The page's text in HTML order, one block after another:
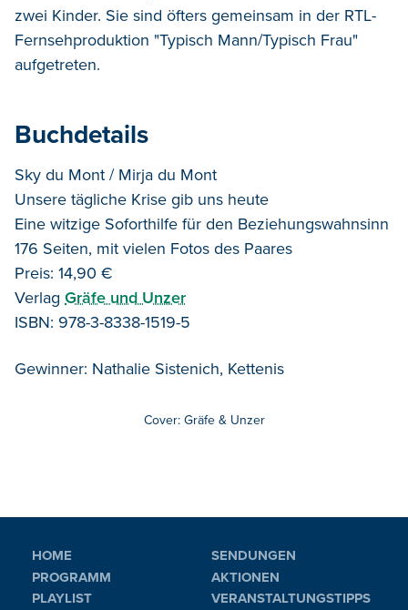
zwei Kinder. Sie sind öfters gemeinsam in der RTL-
Fernsehproduktion "Typisch Mann/Typisch Frau"
aufgetreten.
Buchdetails
Sky du Mont / Mirja du Mont
Unsere tägliche Krise gib uns heute
Eine witzige Soforthilfe für den Beziehungswahnsinn
176 Seiten, mit vielen Fotos des Paares
Preis: 14,90 €
Verlag Gräfe und Unzer
ISBN: 978-3-8338-1519-5
Gewinner: Nathalie Sistenich, Kettenis
Cover: Gräfe & Unzer
HOME
PROGRAMM
PLAYLIST
SENDUNGEN
AKTIONEN
VERANSTALTUNGSTIPPS